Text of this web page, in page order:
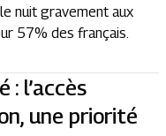
nuit gravement aux
57% des français.
: l’accès
une priorité